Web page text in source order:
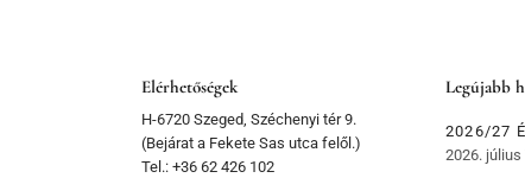
Elérhetőségek
H-6720 Szeged, Széchenyi tér 9.
(Bejárat a Fekete Sas utca felől.)
Tel.: +36 62 426 102
Legújabb
2026/27
2026. július